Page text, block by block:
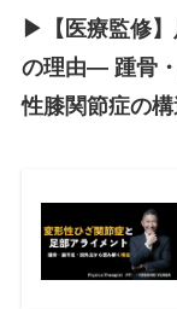
▶︎【医療監修
の理由― 踵骨
性膝関節症の